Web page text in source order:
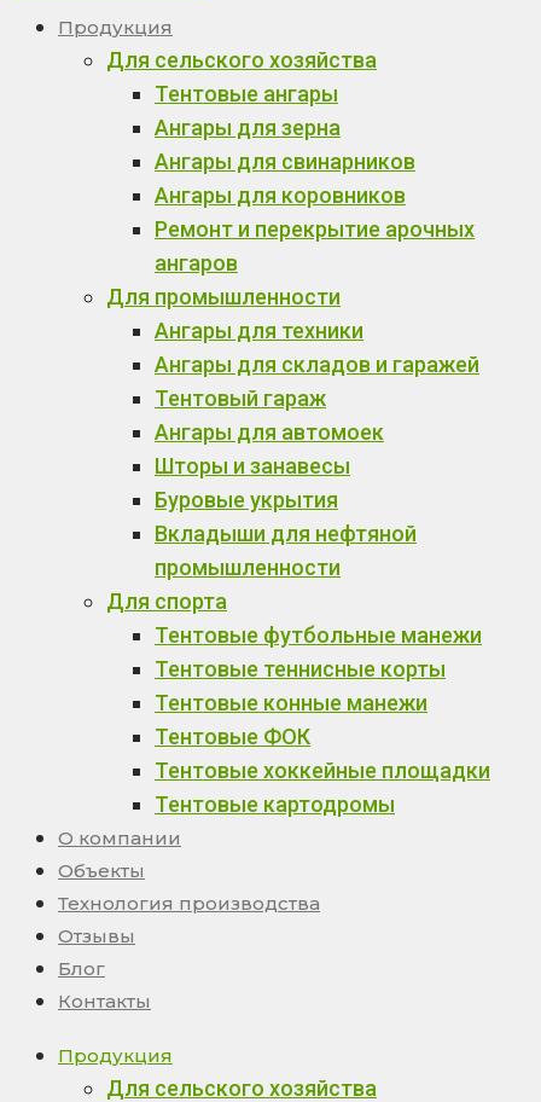
Продукция
Для сельского хозяйства
Тентовые ангары
Ангары для зерна
Ангары для свинарников
Ангары для коровников
Ремонт и перекрытие арочных
ангаров
Для промышленности
Ангары для техники
Ангары для складов и гаражей
Тентовый гараж
Ангары для автомоек
Шторы и занавесы
Буровые укрытия
Вкладыши для нефтяной
промышленности
Для спорта
Тентовые футбольные манежи
Тентовые теннисные корты
Тентовые конные манежи
Тентовые ФОК
Тентовые хоккейные площадки
Тентовые картодромы
О компании
Объекты
Технология производства
Отзывы
Блог
Контакты
Продукция
Для сельского хозяйства